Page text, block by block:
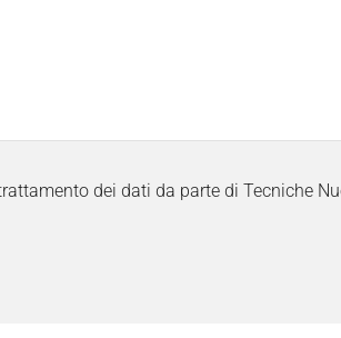
dei dati da parte di Tecniche